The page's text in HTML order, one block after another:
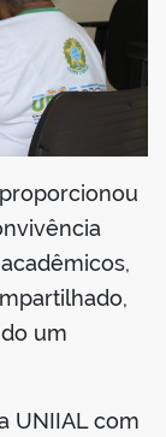
um
UNIIAL com